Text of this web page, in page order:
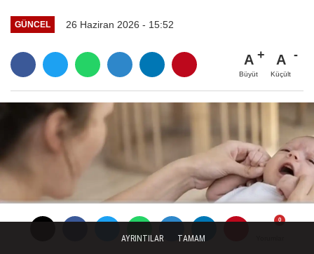
GÜNCEL 26 Haziran 2026 - 15:52
A
Büyüt
A
Küçült
AYRINTILAR TAMAM